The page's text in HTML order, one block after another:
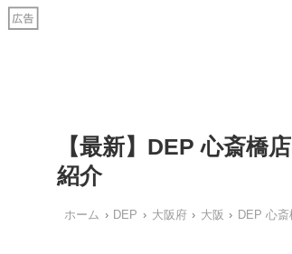
【最新】DEP 心斎橋
紹介
ホーム DEP 大阪府 大阪 DEP 心